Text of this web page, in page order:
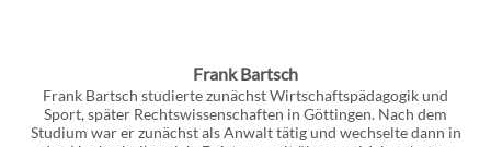
Frank Bartsch
Frank Bartsch studierte zunächst Wirtschaftspädagogik und
Sport, später Rechtswissenschaften in Göttingen. Nach dem
Studium war er zunächst als Anwalt tätig und wechselte dann in